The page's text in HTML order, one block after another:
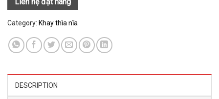
Category: Khay thìa nĩa
DESCRIPTION